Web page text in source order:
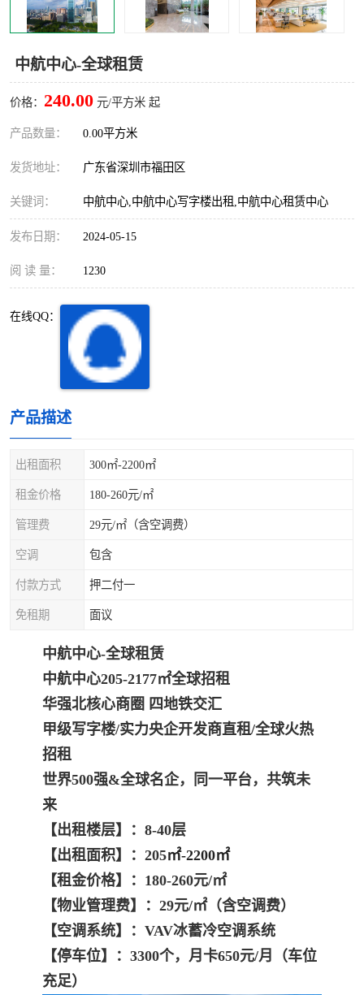
中航中心-全球租赁
价格： 240.00 元/平方米 起
产品数量： 0.00平方米
发货地址： 广东省深圳市福田区
关键词： 中航中心,中航中心写字楼出租,中航中心租赁中心
发布日期： 2024-05-15
阅 读 量： 1230
在线QQ：
产品描述
出租面积 300㎡-2200㎡
租金价格 180-260元/㎡
管理费 29元/㎡（含空调费）
空调 包含
付款方式 押二付一
免租期 面议
中航中心-全球租赁
中航中心205-2177㎡全球招租
华强北核心商圈 四地铁交汇
甲级写字楼/实力央企开发商直租/全球火热
招租
世界500强&全球名企，同一平台，共筑未
来
【出租楼层】：8-40层
【出租面积】：205㎡-2200㎡
【租金价格】：180-260元/㎡
【物业管理费】： 29元/㎡（含空调费）
【空调系统】： VAV冰蓄冷空调系统
【停车位】： 3300个，月卡650元/月（车位
充足）
兴东 石岩
福田华强北
南山后海
南山区
南头
深圳超级总部基地
华侨城
龙岗区
宝安西乡
龙华观澜